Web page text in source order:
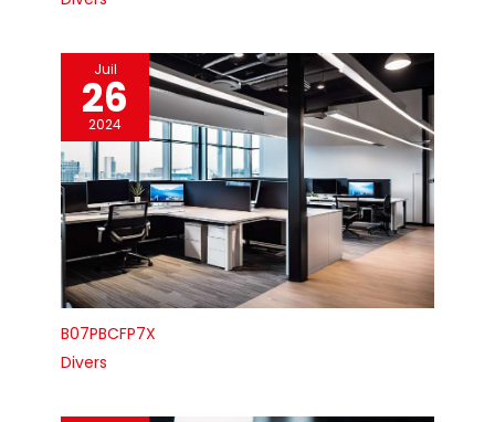
Juil
26
2024
B07PBCFP7X
Divers